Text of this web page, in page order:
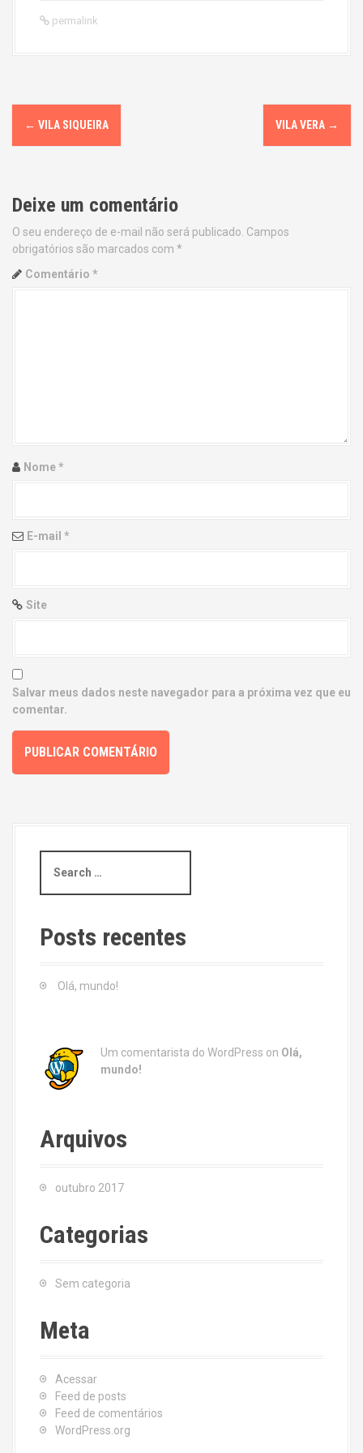
permalink
P
o
t
n
a
i
n
← VILA SIQUEIRA VILA VERA →
Deixe um comentário
O seu endereço de e-mail não será publicado. Campos
obrigatórios são marcados com *
Comentário *
Nome*
E-mail *
Site
Salvar meus dados neste navegador para a próxima vez que eu
comentar.
a
c
h
Posts recentes
Olá, mundo!
Um comentarista do WordPress on Olá,
mundo!
Arquivos
outubro 2017
Categorias
Sem categoria
Meta
Acessar
Feed de posts
Feed de comentários
WordPress.org